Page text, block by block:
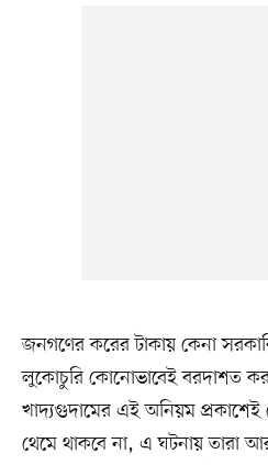
জনগণের করের টাকায় কেনা
লুকোচুরি কোনোভাবেই বরদাশত
খাদ্যগুদামের এই অনিয়ম প্রকাশেই
থেমে থাকবে না, এ ঘটনায় তারা